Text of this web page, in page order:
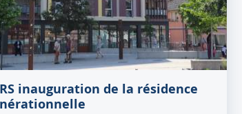
inauguration de la résidence